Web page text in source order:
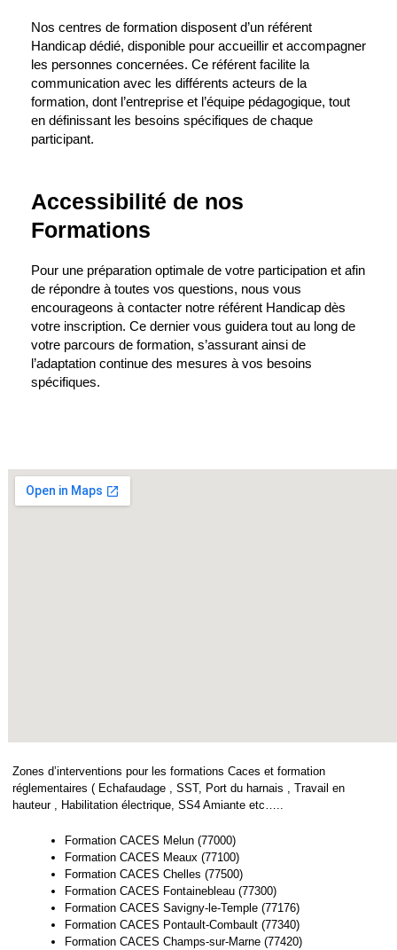
Nos centres de formation disposent d’un référent
Handicap dédié, disponible pour accueillir et accompagner
les personnes concernées. Ce référent facilite la
communication avec les différents acteurs de la
formation, dont l’entreprise et l’équipe pédagogique, tout
en définissant les besoins spécifiques de chaque
participant.
Accessibilité de nos
Formations
Pour une préparation optimale de votre participation et afin
de répondre à toutes vos questions, nous vous
encourageons à contacter notre référent Handicap dès
votre inscription. Ce dernier vous guidera tout au long de
votre parcours de formation, s’assurant ainsi de
l’adaptation continue des mesures à vos besoins
spécifiques.
Zones d’interventions pour les formations Caces et formation
réglementaires ( Echafaudage , SST, Port du harnais , Travail en
hauteur , Habilitation électrique, SS4 Amiante etc…..
Formation CACES Melun (77000)
Formation CACES Meaux (77100)
Formation CACES Chelles (77500)
Formation CACES Fontainebleau (77300)
Formation CACES Savigny-le-Temple (77176)
Formation CACES Pontault-Combault (77340)
Formation CACES Champs-sur-Marne (77420)